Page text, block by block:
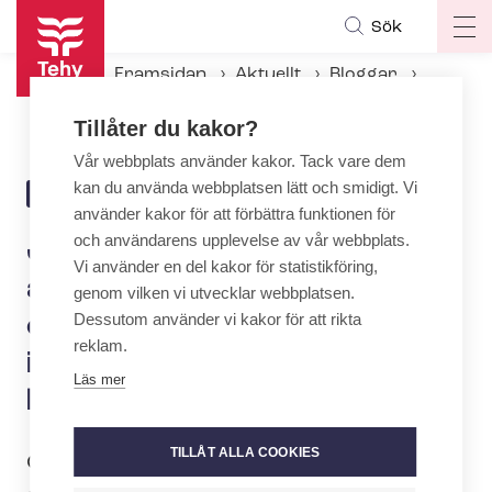
Hoppa
huvudinnehåll
Sök
Framsidan Aktuellt
Bloggar
BLOGG 27.1.2025 | 14:33
Jarkko Pehkonen: Viss­tids­
an­ställ­ning­ar ger upphov till
osäkerhet och oro och bör
inte ökas medelst
lagändringar
Om den föreslagna lagändringen
Tillåter du kakor?
Vår webbplats använder kakor. Tack vare dem
kan du använda webbplatsen lätt och smidigt. Vi
använder kakor för att förbättra funktionen för
och användarens upplevelse av vår webbplats.
Vi använder en del kakor för statistikföring,
genom vilken vi utvecklar webbplatsen.
Dessutom använder vi kakor för att rikta
reklam.
Läs mer
TILLÅT ALLA COOKIES